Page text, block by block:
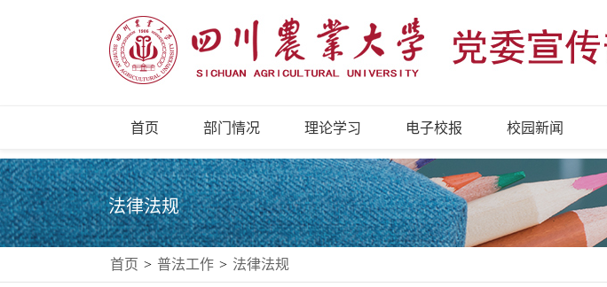
首页 部门情况 理论学习 电子校报 校园新闻
法律法规
首页 > 普法工作 > 法律法规